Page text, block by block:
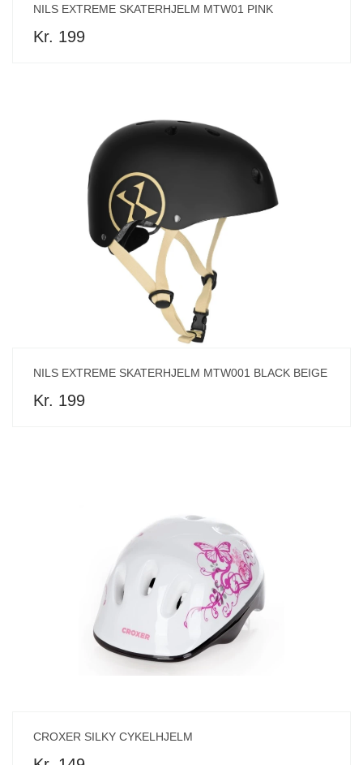
NILS EXTREME SKATERHJELM MTW01 PINK
Kr. 199
NILS EXTREME SKATERHJELM MTW001 BLACK BEIGE
Kr. 199
CROXER SILKY CYKELHJELM